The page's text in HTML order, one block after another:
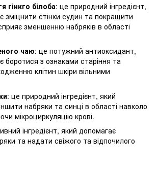
гінкго білоба: це природний інгредієнт,
зміцнити стінки судин та покращити
зменшенню набряків в області
чаю: це потужний антиоксидант,
боротися з ознаками старіння та
клітин шкіри вільними
: це природний інгредієнт, який
набряки та синці в області навколо
мікроциркуляцію крові.
інгредієнт, який допомагає
та надати свіжого та відпочилого